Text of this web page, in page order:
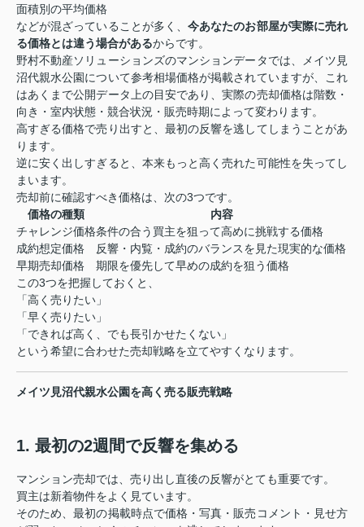
面積別の平均価格
などが混ざっていることが多く、今あなたのお部屋が実際に売れ
る価格とは違う場合があるからです。
野村不動産ソリューションズのマンションデータでは、メイツ見
沼代親水公園について参考相場価格が掲載されていますが、これ
はあくまで公開データ上の目安であり、実際の売却価格は階数・
向き・室内状態・競合状況・販売時期によって変わります。
高すぎる価格で売り出すと、最初の反響を逃してしまうことがあ
ります。
逆に安く出しすぎると、本来もっと高く売れた可能性を失ってし
まいます。
売却前に確認すべき価格は、次の3つです。
価格の種類
内容
チャレンジ価格条件の合う買主を狙って高めに挑戦する価格
成約想定価格
反響・内覧・成約のバランスを見た現実的な価格
早期売却価格
期限を優先して早めの成約を狙う価格
この3つを把握しておくと、
「高く売りたい」
「早く売りたい」
「できれば高く、でも長引かせたくない」
という希望に合わせた売却戦略を立てやすくなります。
メイツ見沼代親水公園を高く売る販売戦略
1. 最初の2週間で反響を集める
マンション売却では、売り出し直後の反響がとても重要です。
買主は新着物件をよく見ています。
そのため、最初の掲載時点で価格・写真・販売コメント・見せ方